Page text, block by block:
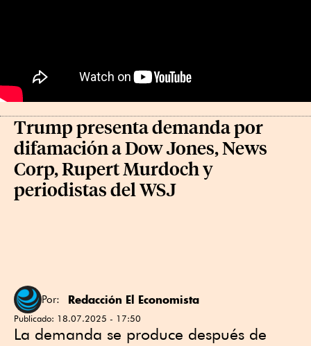
Trump presenta demanda por
difamación a Dow Jones, News
Corp, Rupert Murdoch y
periodistas del WSJ
Por: Redacción El Economista
Publicado: 18.07.2025 - 17:50
La demanda se produce después de